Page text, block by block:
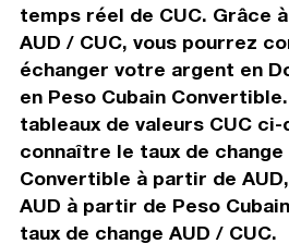
temps réel de CUC. Grâce
AUD / CUC, vous pourrez
échanger votre argent en
en Peso Cubain
tableaux de valeurs CUC
connaître le taux de change
Convertible à partir de
AUD à partir de Peso
taux de change AUD / CUC.